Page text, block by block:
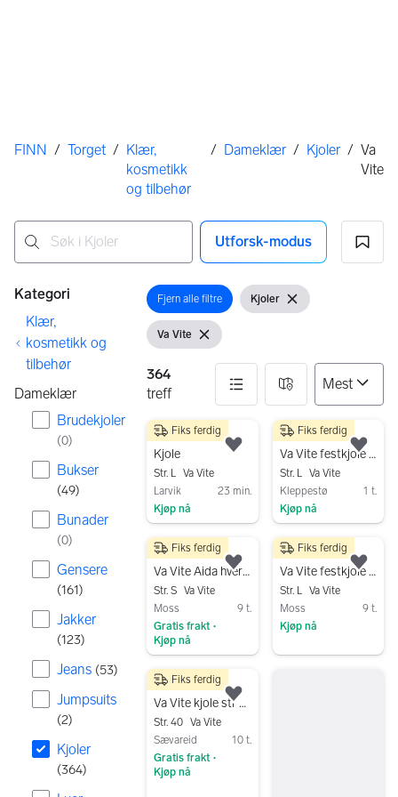
Her er du
FINN / Torget / Klær,
kosmetikk
og tilbehør
/ Dameklær / Kjoler / Va
Vite
Utforsk-modus
Filtre
Kategori
Klær,
kosmetikk og
tilbehør
Dameklær
Brudekjoler
(0)
Bukser
(49)
Bunader
(0)
Gensere
(161)
Jakker
(123)
Jeans (53)
Jumpsuits
(2)
Kjoler
(364)
Åpne filter
Fjern alle filtre Vis filter
Kjoler Fjern filter
Vis filter
Va Vite
Fjern filter
364
treff
364 resultater
380 kr
Kjole
Str. L Va Vite
Larvik
23 min.
Kjøp nå
Fiks ferdig
Legg til som favoritt.
90 kr
Va Vite festkjole L rød blondekjole dame
Str. L Va Vite
Kleppestø
1 t.
Kjøp nå
Fiks ferdig
200 kr
Va Vite Aida hverdagskjole blå bomull dame S
Str. S Va Vite
Moss
9 t.
Gratis frakt •
Kjøp nå
Fiks ferdig
Legg til som favoritt.
100 kr
Va Vite festkjole dame rød bomull str L
Str. L Va Vite
Moss
9 t.
Kjøp nå
Fiks ferdig
Gå til annonsen
100 kr
Va Vite kjole str 40
Str. 40 Va Vite
Sævareid
10 t.
Gratis frakt •
Kjøp nå
Fiks ferdig
Legg til som favoritt.